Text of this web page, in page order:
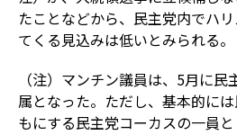
たことなどから、民主党内でハ
てくる見込みは低いとみられる。
（注）マンチン議員は、5月に
属となった。ただし、基本的に
もにする民主党コーカスの一員と